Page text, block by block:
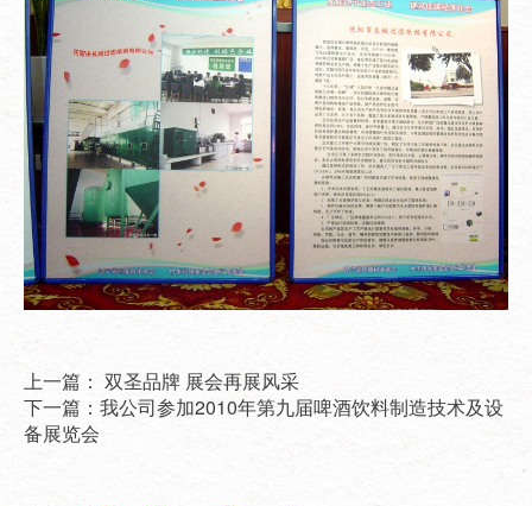
上一篇： 双圣品牌 展会再展风采
下一篇：我公司参加2010年第九届啤酒饮料制造技术及设
备展览会